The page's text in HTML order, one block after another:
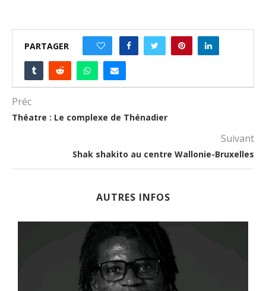
PARTAGER
Préc
Théatre : Le complexe de Thénadier
Suivant
Shak shakito au centre Wallonie-Bruxelles
AUTRES INFOS